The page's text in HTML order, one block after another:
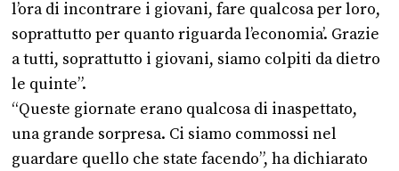
l’ora di incontrare i giovani, fare qualcosa per loro,
soprattutto per quanto riguarda l’economia’. Grazie
a tutti, soprattutto i giovani, siamo colpiti da dietro
le quinte”.
“Queste giornate erano qualcosa di inaspettato,
una grande sorpresa. Ci siamo commossi nel
guardare quello che state facendo”, ha dichiarato